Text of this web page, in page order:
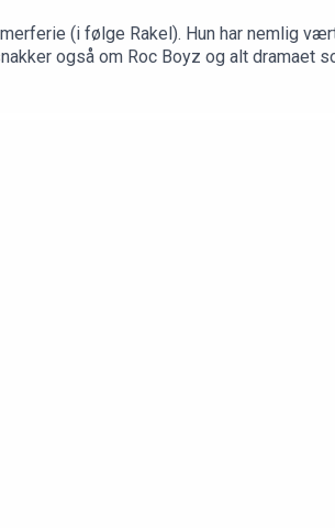
(i følge Rakel). Hun har nemlig
også om Roc Boyz og alt dramaet
I tillegg er Copenhagen
og høydepunkter.